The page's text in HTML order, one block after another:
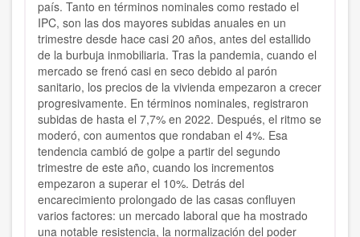
país. Tanto en términos nominales como restado el
IPC, son las dos mayores subidas anuales en un
trimestre desde hace casi 20 años, antes del estallido
de la burbuja inmobiliaria. Tras la pandemia, cuando el
mercado se frenó casi en seco debido al parón
sanitario, los precios de la vivienda empezaron a crecer
progresivamente. En términos nominales, registraron
subidas de hasta el 7,7% en 2022. Después, el ritmo se
moderó, con aumentos que rondaban el 4%. Esa
tendencia cambió de golpe a partir del segundo
trimestre de este año, cuando los incrementos
empezaron a superar el 10%. Detrás del
encarecimiento prolongado de las casas confluyen
varios factores: un mercado laboral que ha mostrado
una notable resistencia, la normalización del poder